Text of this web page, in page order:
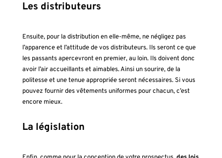
Les distributeurs
Ensuite, pour la distribution en elle-même, ne négligez pas
l’apparence et l’attitude de vos distributeurs. Ils seront ce que
les passants apercevront en premier, au loin. Ils doivent donc
avoir l’air accueillants et aimables. Ainsi un sourire, de la
politesse et une tenue appropriée seront nécessaires. Si vous
pouvez fournir des vêtements uniformes pour chacun, c’est
encore mieux.
La législation